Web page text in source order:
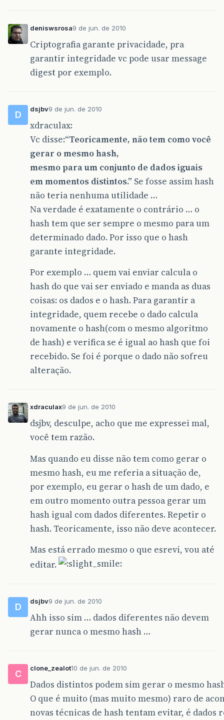
deniswsrosa9 de jun. de 2010
Criptografia garante privacidade, pra
garantir integridade vc pode usar message
digest por exemplo.
D
dsjbv9 de jun. de 2010
xdraculax:
Vc disse:“Teoricamente, não tem como você
gerar o mesmo hash,
mesmo para um conjunto de dados iguais
em momentos distintos.” Se fosse assim hash
não teria nenhuma utilidade …
Na verdade é exatamente o contrário … o
hash tem que ser sempre o mesmo para um
determinado dado. Por isso que o hash
garante integridade.
Por exemplo … quem vai enviar calcula o
hash do que vai ser enviado e manda as duas
coisas: os dados e o hash. Para garantir a
integridade, quem recebe o dado calcula
novamente o hash(com o mesmo algoritmo
de hash) e verifica se é igual ao hash que foi
recebido. Se foi é porque o dado não sofreu
alteração.
xdraculax9 de jun. de 2010
dsjbv, desculpe, acho que me expressei mal,
você tem razão.
Mas quando eu disse não tem como gerar o
mesmo hash, eu me referia a situação de,
por exemplo, eu gerar o hash de um dado, e
em outro momento outra pessoa gerar um
hash igual com dados diferentes. Repetir o
hash. Teoricamente, isso não deve acontecer.
Mas está errado mesmo o que esrevi, vou até
editar.
D
dsjbv9 de jun. de 2010
Ahh isso sim … dados diferentes não devem
gerar nunca o mesmo hash …
C
clone_zealot10 de jun. de 2010
Dados distintos podem sim gerar o mesmo
O que é muito (mas muito mesmo) raro de
novas técnicas de hash tentam evitar, é